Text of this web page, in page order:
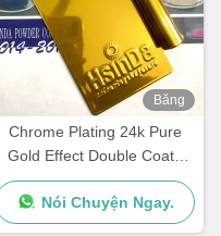
Băng
Chrome Plating 24k Pure
Gold Effect Double Coats
Electrostatic Powder Coating
Cho đồ nội thất sang trọng
Nói Chuyện Ngay.